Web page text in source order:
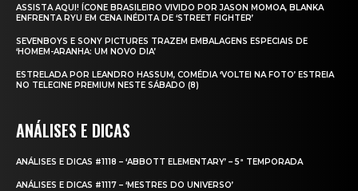
ASSISTA AQUI! ÍCONE BRASILEIRO VIVIDO POR JASON MOMOA, BLANKA
ENFRENTA RYU EM CENA INÉDITA DE ‘STREET FIGHTER’
SEVENBOYS E SONY PICTURES TRAZEM EMBALAGENS ESPECIAIS DE
‘HOMEM-ARANHA: UM NOVO DIA’
ESTRELADA POR LEANDRO HASSUM, COMÉDIA ‘VOLTEI NA FOTO’ ESTREIA
NO TELECINE PREMIUM NESTE SÁBADO (8)
ANÁLISES E DICAS
ANÁLISES E DICAS #1118 – ‘ABBOTT ELEMENTARY’ – 5ª TEMPORADA
ANÁLISES E DICAS #1117 – ‘MESTRES DO UNIVERSO’